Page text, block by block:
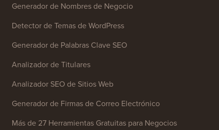
Generador de Nombres de Negocio
Detector de Temas de WordPress
Generador de Palabras Clave SEO
Analizador de Titulares
Analizador SEO de Sitios Web
Generador de Firmas de Correo Electrónico
Más de 27 Herramientas Gratuitas para Negocios